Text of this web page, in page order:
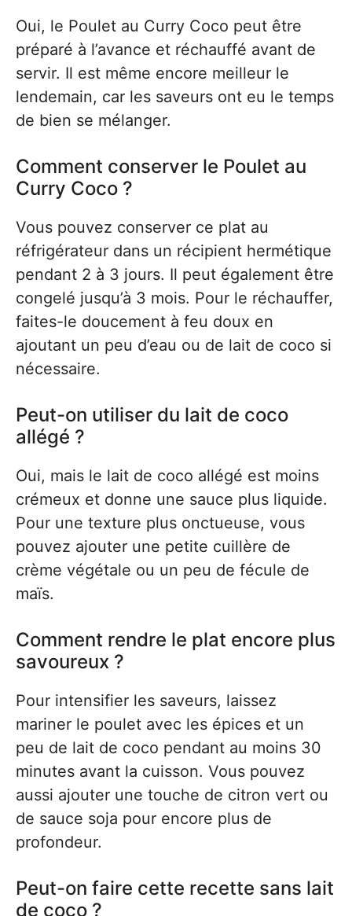
Oui, le Poulet au Curry Coco peut être
préparé à l’avance et réchauffé avant de
servir. Il est même encore meilleur le
lendemain, car les saveurs ont eu le temps
de bien se mélanger.
Comment conserver le Poulet au
Curry Coco ?
Vous pouvez conserver ce plat au
réfrigérateur dans un récipient hermétique
pendant 2 à 3 jours. Il peut également être
congelé jusqu’à 3 mois. Pour le réchauffer,
faites-le doucement à feu doux en
ajoutant un peu d’eau ou de lait de coco si
nécessaire.
Peut-on utiliser du lait de coco
allégé ?
Oui, mais le lait de coco allégé est moins
crémeux et donne une sauce plus liquide.
Pour une texture plus onctueuse, vous
pouvez ajouter une petite cuillère de
crème végétale ou un peu de fécule de
maïs.
Comment rendre le plat encore plus
savoureux ?
Pour intensifier les saveurs, laissez
mariner le poulet avec les épices et un
peu de lait de coco pendant au moins 30
minutes avant la cuisson. Vous pouvez
aussi ajouter une touche de citron vert ou
de sauce soja pour encore plus de
profondeur.
Peut-on faire cette recette sans lait
de coco ?